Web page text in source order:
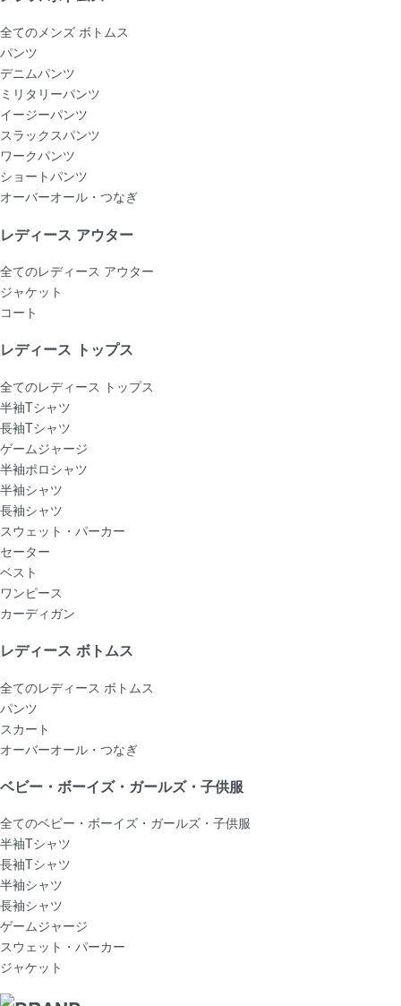
全てのメンズ ボトムス
パンツ
デニムパンツ
ミリタリーパンツ
イージーパンツ
スラックスパンツ
ワークパンツ
ショートパンツ
オーバーオール・つなぎ
レディース アウター
全てのレディース アウター
ジャケット
コート
レディース トップス
全てのレディース トップス
半袖Tシャツ
長袖Tシャツ
ゲームジャージ
半袖ポロシャツ
半袖シャツ
長袖シャツ
スウェット・パーカー
セーター
ベスト
ワンピース
カーディガン
レディース ボトムス
全てのレディース ボトムス
パンツ
スカート
オーバーオール・つなぎ
ベビー・ボーイズ・ガールズ・子供服
全てのベビー・ボーイズ・ガールズ・子供服
半袖Tシャツ
長袖Tシャツ
半袖シャツ
長袖シャツ
ゲームジャージ
スウェット・パーカー
ジャケット